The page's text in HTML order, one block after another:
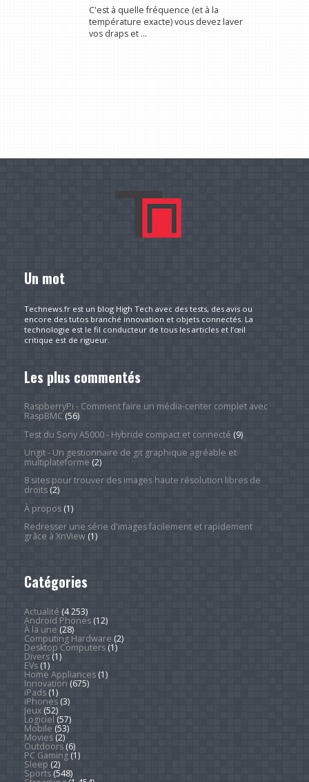
C'est à quelle fréquence (et à la
température exacte) vous devez laver
vos draps et ...
Un mot
Technews.fr est un blog High Tech avec des tests, des avis ou
encore des tutos branché innovation et objets connectés. La
technologie est le fil conducteur de tous les articles et l’œil
critique est de rigueur.
Les plus commentés
RaspberryPi - Comment faire un média-center complet avec
RaspBMC(56)
Test du Sony A5000 - Hybride compact et connecté (9)
Ungit - Un gestionnaire de git graphique agréable et
multiplateforme (2)
8 sites pour trouver des images haute résolution libres de
droits(2)
À propos(1)
Redresser une série d'images facilement et rapidement
grâce à XnView(1)
Catégories
Actualité (4 253)
Android Phones(12)
À la une (28)
Computing Hardware (2)
Desktop Computers(1)
Divers(1)
EVs(1)
Home Appliances(1)
Innovation (675)
iPads(1)
iPhones(3)
Jeux(52)
Logiciel (57)
Mobile (53)
Movies(2)
Outdoors(6)
PC Gaming(1)
Sleep (2)
Sports(548)